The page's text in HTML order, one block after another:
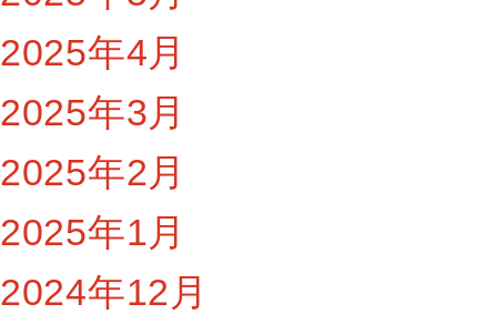
2025年4月
2025年3月
2025年2月
2025年1月
2024年12月